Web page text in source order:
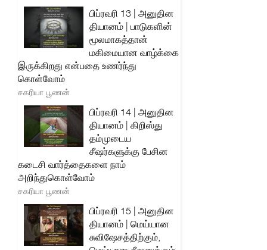
பிப்ரவரி 13 | அனுதின
தியானம் | பாடுகளின்
மூலமாகத்தான்
மகிமையான வாழ்க்கை
இருக்கிறது என்பதை உணர்ந்து
கொள்வோம்
சகரியா பூணன்
பிப்ரவரி 14 | அனுதின
தியானம் | கிறிஸ்து
தம்முடைய
சீஷர்களுக்கு பேசின
கடைசி வார்த்தைகளை நாம்
அறிந்துகொள்வோம்
சகரியா பூணன்
பிப்ரவரி 15 | அனுதின
தியானம் | மெய்யான
சுவிஷேசத்திற்கும்,